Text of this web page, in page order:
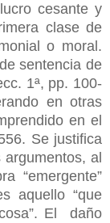
cesante y
clase de
o moral.
sentencia de
1ª, pp. 100-
en otras
en el
Se justifica
al
“emergente”
aquello “que
El daño